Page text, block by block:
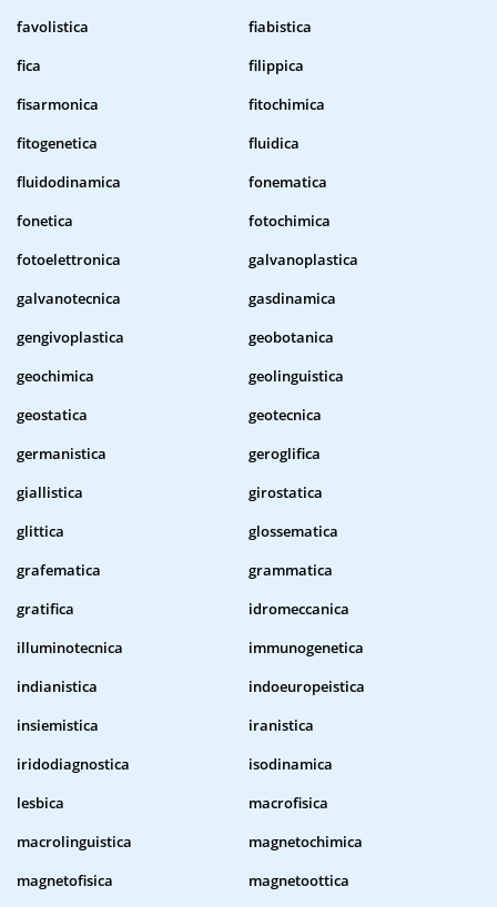
favolistica
fiabistica
fica
filippica
fisarmonica
fitochimica
fitogenetica
fluidica
fluidodinamica
fonematica
fonetica
fotochimica
fotoelettronica
galvanoplastica
galvanotecnica
gasdinamica
gengivoplastica
geobotanica
geochimica
geolinguistica
geostatica
geotecnica
germanistica
geroglifica
giallistica
girostatica
glittica
glossematica
grafematica
grammatica
gratifica
idromeccanica
illuminotecnica
immunogenetica
indianistica
indoeuropeistica
insiemistica
iranistica
iridodiagnostica
isodinamica
lesbica
macrofisica
macrolinguistica
magnetochimica
magnetofisica
magnetoottica